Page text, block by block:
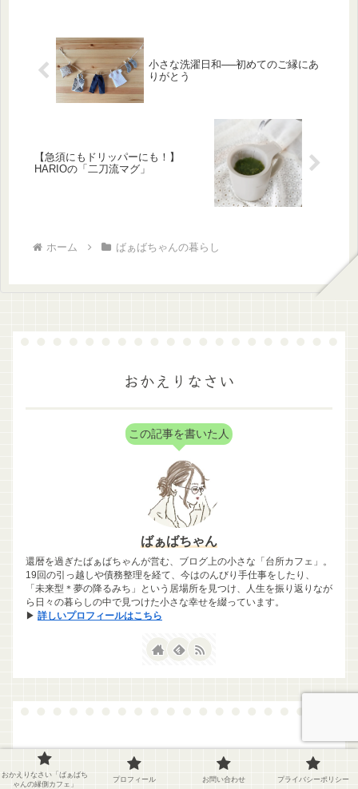
小さな洗濯日和──初めてのご縁にあ
りがとう
【急須にもドリッパーにも！】
HARIOの「二刀流マグ」
ホーム ばぁばちゃんの暮らし
おかえりなさい
この記事を書いた人
ばぁばちゃん
還暦を過ぎたばぁばちゃんが営む、ブログ上の小さな「台所カフェ」。
19回の引っ越しや債務整理を経て、今はのんびり手仕事をしたり、
「未来型＊夢の降るみち」という居場所を見つけ、人生を振り返りなが
ら日々の暮らしの中で見つけた小さな幸せを綴っています。
▶ 詳しいプロフィールはこちら
おかえりなさい「ばぁばち
ゃんの縁側カフェ」
プロフィール お問い合わせ プライバシーポリシー